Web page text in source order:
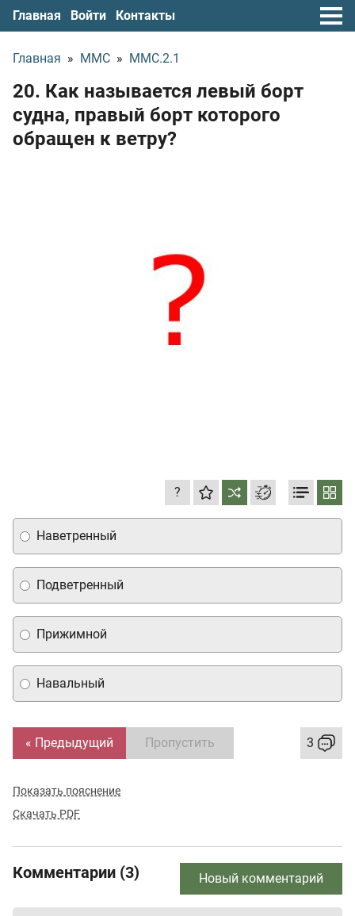
Главная Войти Контакты
Главная » ММС » ММС.2.1
20. Как называется левый борт
судна, правый борт которого
обращен к ветру?
?
Наветренный
Подветренный
Навальный
Прижимной
« Предыдущий Пропустить 3
Показать пояснение
Скачать PDF
Комментарии (3) Новый комментарий